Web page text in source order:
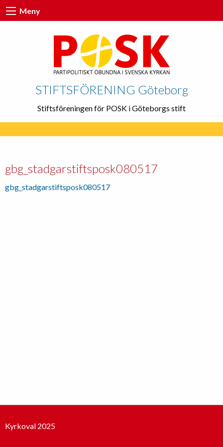
Meny
STIFTSFÖRENING Göteborg
Stiftsföreningen för POSK i Göteborgs stift
gbg_stadgarstiftsposk080517
gbg_stadgarstiftsposk080517
Kyrkoval 2025